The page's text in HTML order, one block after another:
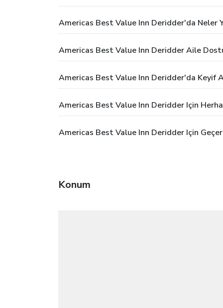
Americas Best Value Inn Deridder'da Neler
Americas Best Value Inn Deridder Aile
Americas Best Value Inn Deridder'da Keyif
Americas Best Value Inn Deridder Için
Americas Best Value Inn Deridder Için
Konum